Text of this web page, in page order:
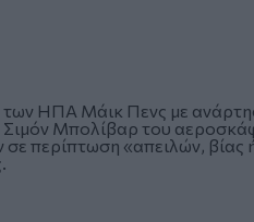
ΗΠΑ Μάικ Πενς με
Μπολίβαρ του
σε περίπτωση «απειλών,